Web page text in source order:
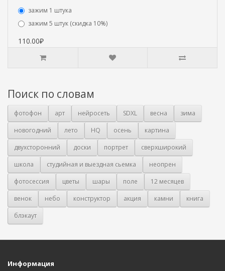
зажим 1 штука
зажим 5 штук (скидка 10%)
110.00₽
Поиск по словам
фотофон арт нейросеть SDXL весна
зима
новогодний
лето HQ осень
картина
двухсторонний
доски портрет
сверхширокий
школа
студийная и выездная сьемка
неопрен
фотосессия
цветы шары поле
12 месяцев
венок
небо конструктор акция камни
книга
блэкаут
Информация